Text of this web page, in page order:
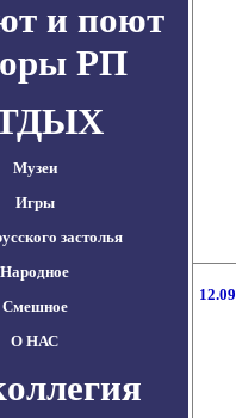
и поют
РП
Музеи
Игры
застолья
Народное
Смешное
О НАС